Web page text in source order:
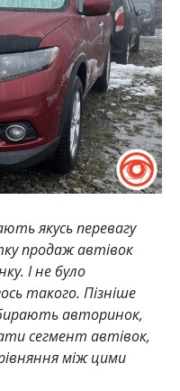
якусь перевагу
продаж автівок
І не було
такого. Пізніше
авторинок,
сегмент автівок,
між цими